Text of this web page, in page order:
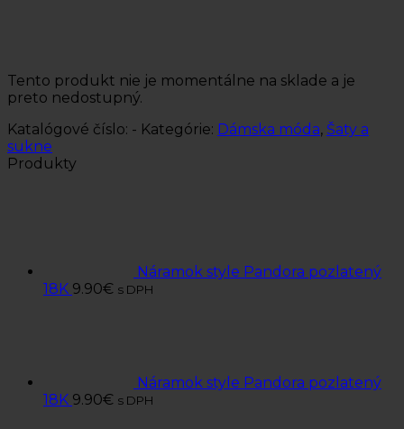
Tento produkt nie je momentálne na sklade a je
preto nedostupný.
Katalógové číslo: - Kategórie: Dámska móda, Šaty a
sukne
Produkty
Náramok style Pandora pozlatený
18K 9.90€ s DPH
Náramok style Pandora pozlatený
18K 9.90€ s DPH